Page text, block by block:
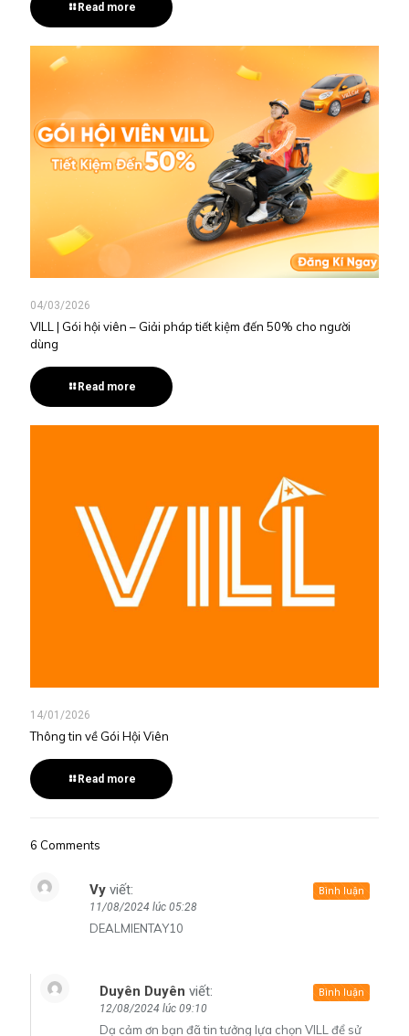
Read more
04/03/2026
VILL | Gói hội viên – Giải pháp tiết kiệm đến 50% cho người
dùng
Read more
14/01/2026
Thông tin về Gói Hội Viên
Read more
6 Comments
Vy viết:
11/08/2024 lúc 05:28
DEALMIENTAY10
Bình luận
Duyên Duyên viết:
12/08/2024 lúc 09:10
Dạ cảm ơn bạn đã tin tưởng lựa chọn VILL để sử
Bình luận